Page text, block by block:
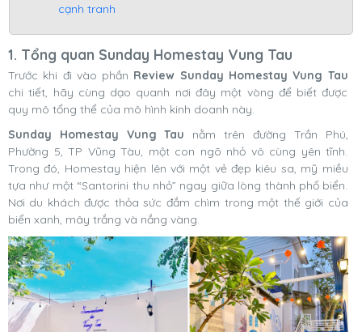
cạnh tranh
1. Tổng quan Sunday Homestay Vung Tau
Trước khi đi vào phần Review Sunday Homestay Vung Tau
chi tiết, hãy cùng dạo quanh nơi đây một vòng để biết được
quy mô tổng thể của mô hình kinh doanh này.
Sunday Homestay Vung Tau nằm trên đường Trần Phú,
Phường 5, TP Vũng Tàu, một con ngõ nhỏ vô cùng yên tĩnh.
Trong đó, Homestay hiện lên với một vẻ đẹp kiêu sa, mỹ miều
tựa như một “Santorini thu nhỏ” ngay giữa lòng thành phố biển.
Nơi du khách được thỏa sức đắm chìm trong một thế giới của
biển xanh, mây trắng và nắng vàng.